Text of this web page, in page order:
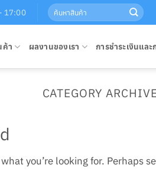
17:00
Search
for:
ค้า ผลงานของเรา การชำระเงินแล
CATEGORY
you’re looking for. Perhaps